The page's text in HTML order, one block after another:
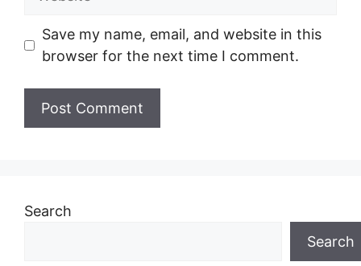
Save my name, email, and website in this
browser for the next time I comment.
Search
Search